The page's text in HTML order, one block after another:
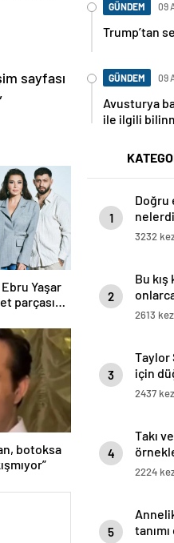
sayfası
Yaşar
parçası
botoksa
GÜNDEM 09
Trump’tan
GÜNDEM 09
Avusturya
ile ilgili
1
Doğru
3232
2
Bu
2613
3
Taylor
için
2437
4
Takı
2224
5